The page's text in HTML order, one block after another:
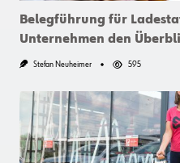
Belegführung für
Unternehmen den
Stefan Neuheimer 595